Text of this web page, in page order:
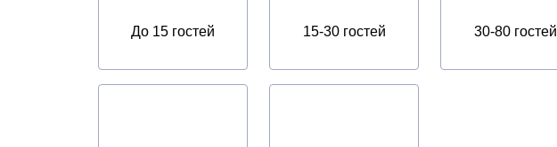
До 15 гостей 15-30 гостей 30-80 гостей